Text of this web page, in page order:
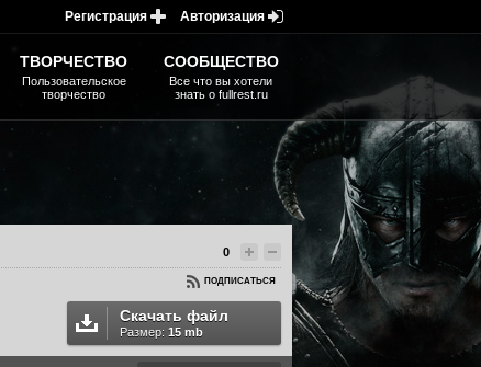
0
ПОДПИСАТЬСЯ
Скачать файл
Размер: 15 mb
ТВОРЧЕСТВО
Пользовательское
творчество
СООБЩЕСТВО
Все что вы хотели
знать о fullrest.ru
Авторизация
Регистрация